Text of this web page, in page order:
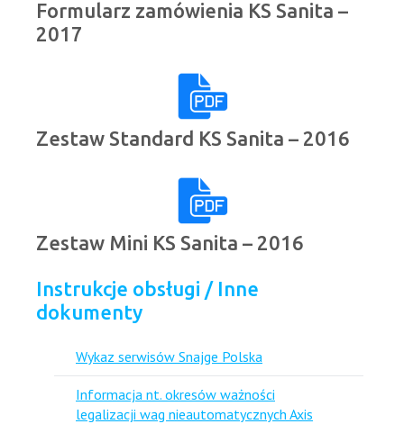
Formularz zamówienia KS Sanita –
2017
Zestaw Standard KS Sanita – 2016
Zestaw Mini KS Sanita – 2016
Instrukcje obsługi / Inne
dokumenty
Wykaz serwisów Snajge Polska
Informacja nt. okresów ważności
legalizacji wag nieautomatycznych Axis